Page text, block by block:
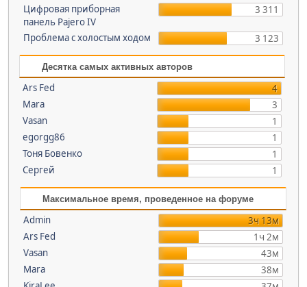
Цифровая приборная
панель Pajero IV
3 311
Проблема c холостым ходом 3 123
Десятка самых активных авторов
Ars Fed
4
Mara
3
Vasan
1
egorgg86
1
Тоня Бовенко
1
Сергей
1
Максимальное время, проведенное на форуме
Admin
3ч 13м
Ars Fed
1ч 2м
Vasan
43м
Mara
38м